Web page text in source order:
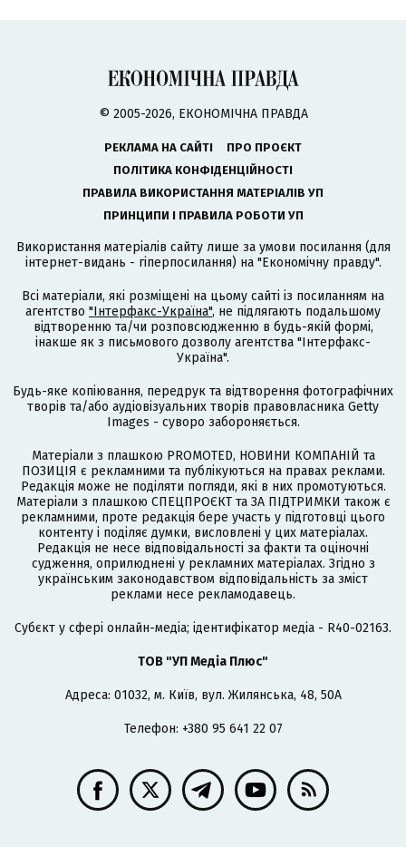
© 2005-2026, ЕКОНОМІЧНА ПРАВДА
РЕКЛАМА НА САЙТІ
ПРО ПРОЄКТ
ПОЛІТИКА КОНФІДЕНЦІЙНОСТІ
ПРАВИЛА ВИКОРИСТАННЯ МАТЕРІАЛІВ УП
ПРИНЦИПИ І ПРАВИЛА РОБОТИ УП
Використання матеріалів сайту лише за умови посилання (для
інтернет-видань - гіперпосилання) на "Економічну правду".
Всі матеріали, які розміщені на цьому сайті із посиланням на
агентство "Інтерфакс-Україна", не підлягають подальшому
відтворенню та/чи розповсюдженню в будь-якій формі,
інакше як з письмового дозволу агентства "Інтерфакс-
Україна".
Будь-яке копіювання, передрук та відтворення фотографічних
творів та/або аудіовізуальних творів правовласника Getty
Images - суворо забороняється.
Матеріали з плашкою PROMOTED, НОВИНИ КОМПАНІЙ та
ПОЗИЦІЯ є рекламними та публікуються на правах реклами.
Редакція може не поділяти погляди, які в них промотуються.
Матеріали з плашкою СПЕЦПРОЄКТ та ЗА ПІДТРИМКИ також є
рекламними, проте редакція бере участь у підготовці цього
контенту і поділяє думки, висловлені у цих матеріалах.
Редакція не несе відповідальності за факти та оціночні
судження, оприлюднені у рекламних матеріалах. Згідно з
українським законодавством відповідальність за зміст
реклами несе рекламодавець.
Cубєкт у сфері онлайн-медіа; ідентифікатор медіа - R40-02163.
ТОВ "УП Медіа Плюс"
Адреса: 01032, м. Київ, вул. Жилянська, 48, 50А
Телефон: +380 95 641 22 07